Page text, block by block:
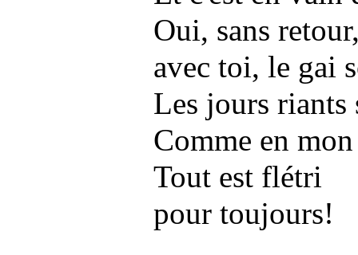
Oui, sans
avec toi, le gai
Les jours riants
Comme en
Tout est flétri
pour toujours!